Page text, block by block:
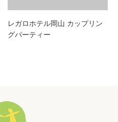
レガロホテル岡山 カップリン
グパーティー